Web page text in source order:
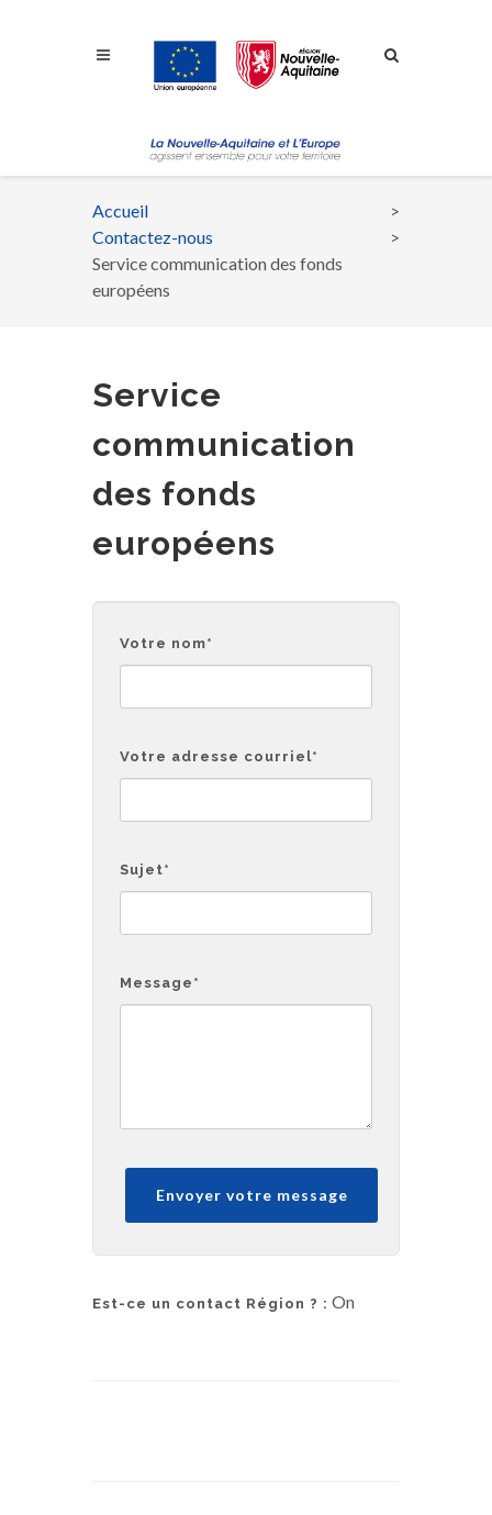
Fil
d'Ariane
Accueil
Contactez-nous
Service communication des fonds
européens
Service
communication
des fonds
européens
Votre nom*
Votre adresse courriel*
Sujet*
Message *
Est-ce un contact Région ? : On